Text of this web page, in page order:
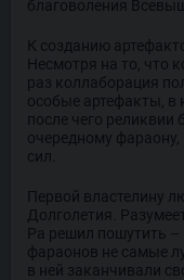
благоволения
К созданию
Несмотря на то, что
раз коллаборация
особые артефакты, в
после чего
очередному
сил.
Первой властелину
Долголетия.
Ра решил пошутить
фараонов не самые
в ней заканчивали